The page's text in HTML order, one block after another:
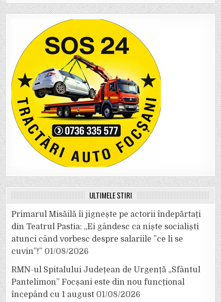
ULTIMELE ȘTIRI
Primarul Misăilă îi jignește pe actorii îndepărtați
din Teatrul Pastia: „Ei gândesc ca niște socialiști
atunci când vorbesc despre salariile ”ce li se
cuvin”!” 01/08/2026
RMN-ul Spitalului Județean de Urgență „Sfântul
Pantelimon” Focșani este din nou funcțional
începând cu 1 august 01/08/2026